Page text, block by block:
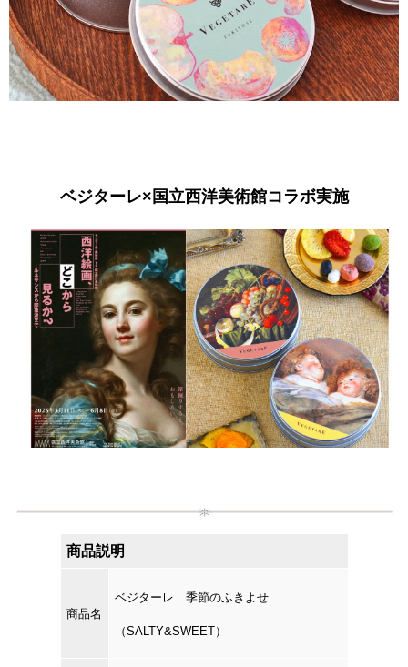
ベジターレ×国立西洋美術館コラボ実施
商品説明
商品名
ベジターレ 季節のふきよせ
（SALTY&SWEET）